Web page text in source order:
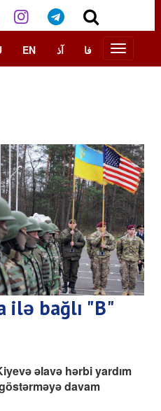
EN آذ فا
ilə bağlı "B"
əlavə hərbi yardım
davam